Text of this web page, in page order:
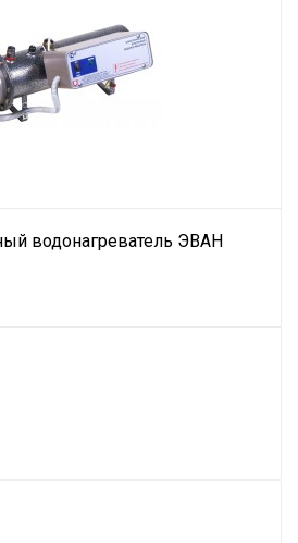
водонагреватель ЭВАН